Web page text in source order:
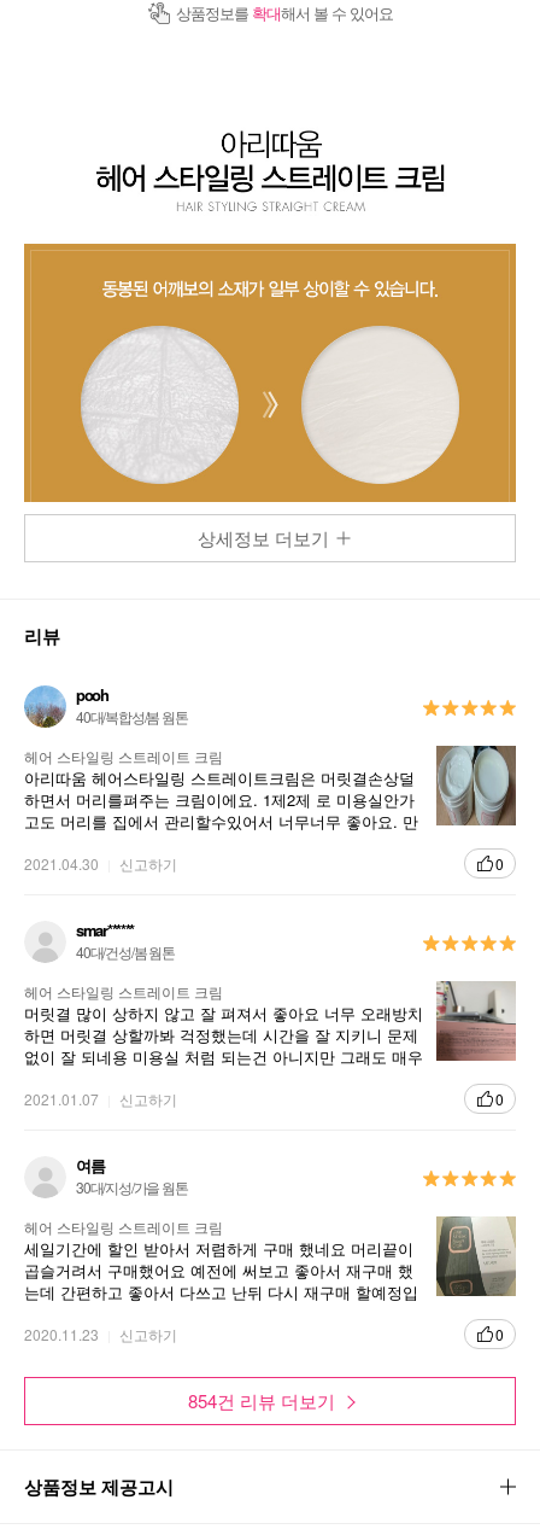
상품정보를 확대해서 볼 수 있어요
-흘러내리지 않는 크림타입으로 집에서도 혼자 편리하게 사용할
사용방법
1. 샴푸후에 모발을 건조시킵니다.
2.동봉되어 있는 어깨보와 장갑을 착용한 후 1제(퍼머제)를 두피에
묻지 않도록 주의하면서 모근에서 1cm 정도 위에 골고루 펴 발라
3. 약 20분 정도(손상모 : 10분정도, 건강모 : 15~20분) 시간 경과
후 미온수로 가볍게 헹군 후 물기를 닦고 찬바람으로 모발을 말려
4. 2제를 골고루 바르고 난 뒤 15분 동안 그대로 방치 후에 미온수
로 깨끗하게 헹군 후 찬바람으로 건조 후 마무리 합니다.
헤어 스타일링 스트레이트 크림
상세정보 더보기
리뷰
pooh
40대/복합성/봄 웜톤
헤어 스타일링 스트레이트 크림
아리따움 헤어스타일링 스트레이트크림은 머릿결손상덜
하면서 머리를펴주는 크림이에요. 1제2제 로 미용실안가
고도 머리를 집에서 관리할수있어서 너무너무 좋아요. 만
2021.04.30 신고하기 0
smar******
40대/건성/봄 웜톤
헤어 스타일링 스트레이트 크림
머릿결 많이 상하지 않고 잘 펴져서 좋아요 너무 오래방치
하면 머릿결 상할까봐 걱정했는데 시간을 잘 지키니 문제
없이 잘 되네용 미용실 처럼 되는건 아니지만 그래도 매우
2021.01.07 신고하기 0
여름
30대/지성/가을 웜톤
헤어 스타일링 스트레이트 크림
세일기간에 할인 받아서 저렴하게 구매 했네요 머리끝이
곱슬거려서 구매했어요 예전에 써보고 좋아서 재구매 했
는데 간편하고 좋아서 다쓰고 난뒤 다시 재구매 할예정입
2020.11.23 신고하기 0
854건 리뷰 더보기
상품정보 제공고시